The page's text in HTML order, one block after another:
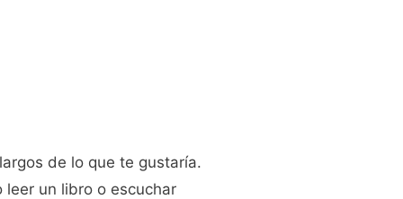
de lo que te gustaría.
un libro o escuchar